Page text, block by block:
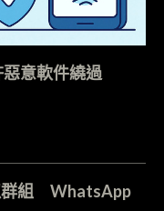
意軟件繞過
群組 WhatsApp